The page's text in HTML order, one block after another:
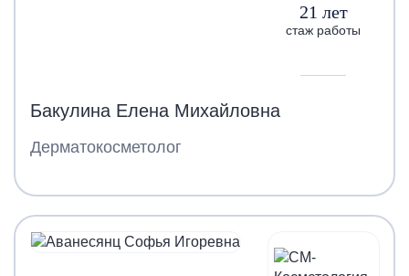
21 лет
стаж работы
Бакулина Елена Михайловна
Дерматокосметолог